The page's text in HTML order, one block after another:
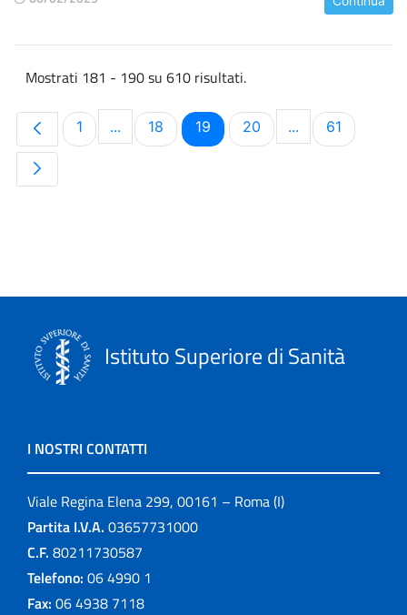
Mostrati 181 - 190 su 610 risultati.
Pagina
1 ...Pagine intermedie Use TAB to navigate.
Pagina
18 Pagina
19 Pagina
20 ...PaginePagina
61
Istituto Superiore di Sanità
I NOSTRI CONTATTI
Viale Regina Elena 299, 00161 – Roma (I)
Partita I.V.A. 03657731000
C.F. 80211730587
Telefono: 06 4990 1
Fax: 06 4938 7118